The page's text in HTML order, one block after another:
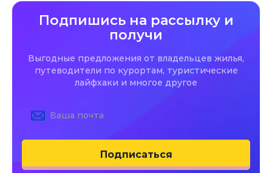
Подпишись на рассылку и
получи
Выгодные предложения от владельцев жилья,
путеводители по курортам, туристические
лайфхаки и многое другое
Подписаться